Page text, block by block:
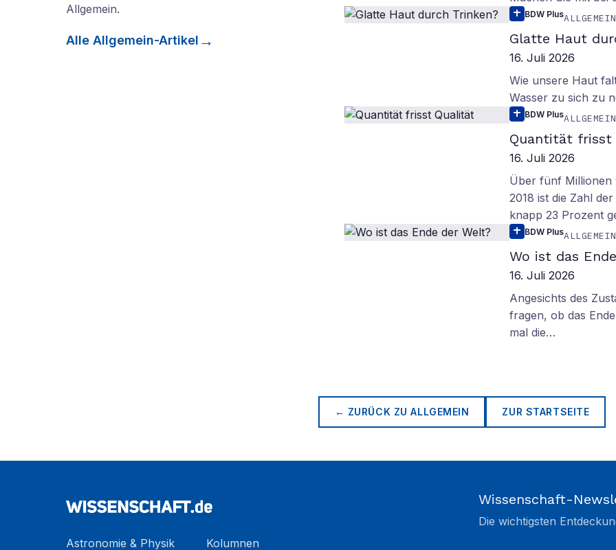
Allgemein.
Alle Allgemein-Artikel
BDW PlusALLGEMEIN
Glatte Haut
16. Juli 2026
Wie unsere Haut
Wasser zu sich zu
BDW PlusALLGEMEIN
Quantität frisst
16. Juli 2026
Über fünf Millionen
2018 ist die Zahl
knapp 23 Prozent
BDW PlusALLGEMEIN
Wo ist das
16. Juli 2026
Angesichts des
fragen, ob das
mal die…
← ZURÜCK ZUALLGEMEIN ZUR STARTSEITE
Astronomie & Physik Kolumnen
Wissenschaft-
Die wichtigsten